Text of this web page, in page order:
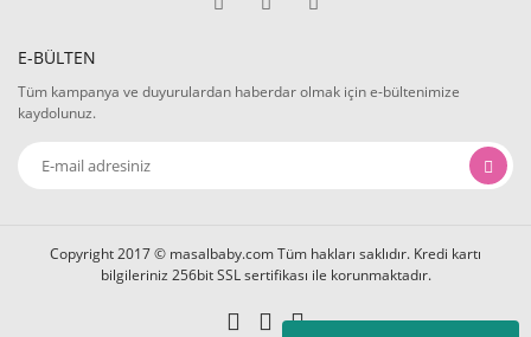
E-BÜLTEN
Tüm kampanya ve duyurulardan haberdar olmak için e-bültenimize
kaydolunuz.
Copyright 2017 © masalbaby.com Tüm hakları saklıdır. Kredi kartı
bilgileriniz 256bit SSL sertifikası ile korunmaktadır.